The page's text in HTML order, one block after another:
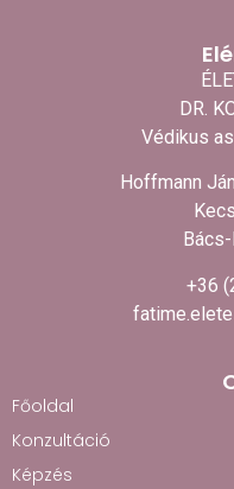
DR.
Védikus
Hoffmann
+36
Főoldal
Konzultáció
Képzés